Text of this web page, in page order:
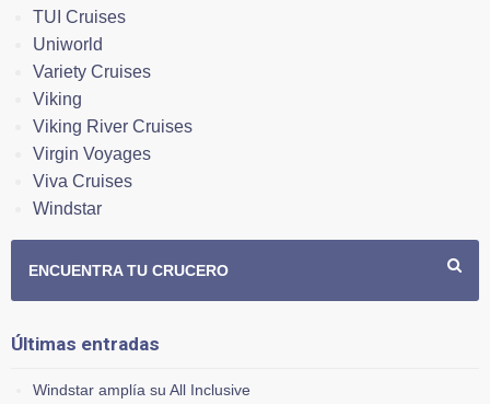
TUI Cruises
Uniworld
Variety Cruises
Viking
Viking River Cruises
Virgin Voyages
Viva Cruises
Windstar
ENCUENTRA TU CRUCERO
Últimas entradas
Windstar amplía su All Inclusive